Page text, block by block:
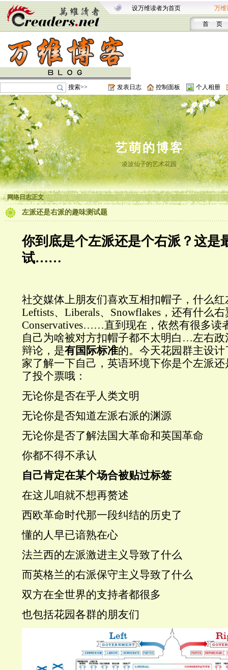
设万维读者为首页 万维
首 页
搜索>> 发表日志 控制面板 个人相册
艺萌的博客
凌波仙子的艺术花园
网络日志正文
左派还是右派的趣味测试题
你到底是个左派还是个右派？这是
试……
社交媒体上朋友们喜欢互相扣帽子，什么
Leftists、Liberals、Snowflakes，还有什么
Conservatives……直到现在，依然有很多读
自己为啥被对方扣帽子都不太明白…左右
辩论，是有国际标准的。今天花园群主设
家了解一下自己，英语环境下你是个左派
了投个票哦：
无论你是否在乎人类文明
无论你是否知道左派右派的渊源
无论你是否了解法国大革命和英国革命
你都不得不承认
自己肯定在某个场合被贴过标签
在这儿咱就不想再赘述
西欧革命时代那一段纠结的历史了
懂的人早已谙熟在心
法兰西的左派激进主义 导致了什么
而英格兰的右派保守主义 导致了什么
双方在全世界的支持者都很多
也包括花园各群的朋友们